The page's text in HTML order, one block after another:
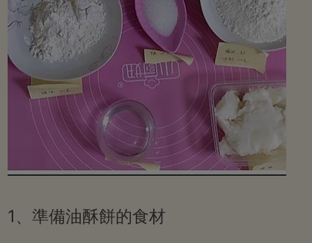
1、準備油酥餅的食材